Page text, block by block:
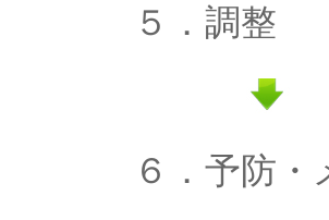
５．調整
６．予防